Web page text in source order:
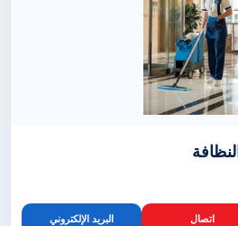
اتصال البريد الإلكتروني